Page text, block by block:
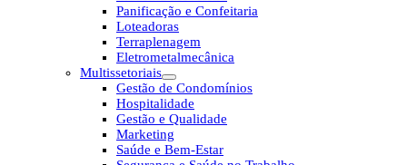
Panificação e Confeitaria
Loteadoras
Terraplenagem
Eletrometalmecânica
Multissetoriais
Gestão de Condomínios
Hospitalidade
Gestão e Qualidade
Marketing
Saúde e Bem-Estar